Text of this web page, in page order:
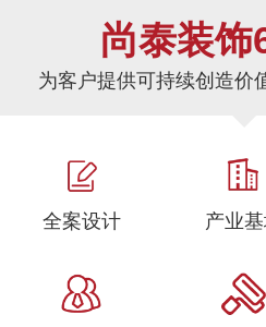
尚泰装饰
为客户提供可持续创造价
全案设计 产业